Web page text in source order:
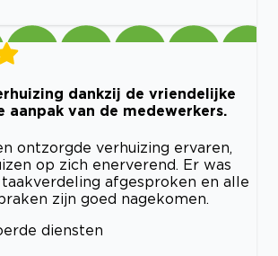
dankzij de vriendelijke
aanpak van de medewerkers.
ontzorgde verhuizing ervaren,
op zich enerverend. Er was
afgesproken en alle
zijn goed nagekomen.
diensten